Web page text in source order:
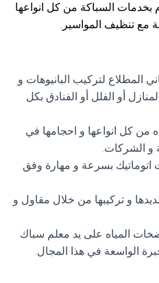
بخدمات السباكة من كل انواعها
مع تنظيف المواسير.
لتركيب البانيوهات و
أو الفلل أو الفنادق بكل
كل انواعها و احجامها في
و الشركات.
بسرعة و مهارة وفق
و تركيبها من خلال مقاول و
المياه على يد معلم سباك
الواسعة في هذا المجال.